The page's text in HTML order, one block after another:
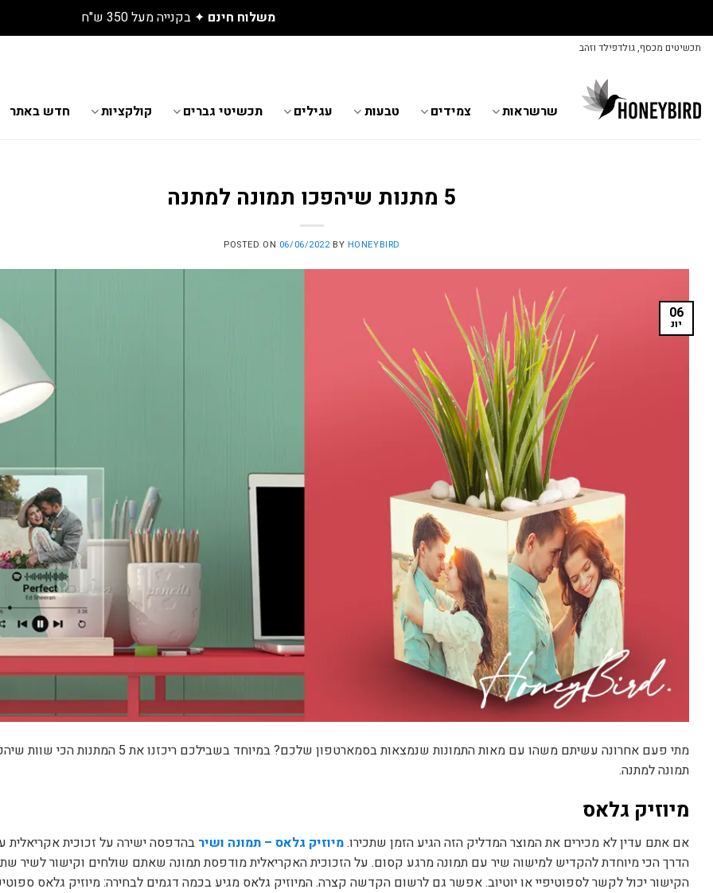
גלו את התכשיטים החדשים שנחתו באתר
Skip
תכשיטים מכסף, גולדפילד וזהב
שרשראות צמידים טבעות עגילים תכשיטי גברים קולקציות חדש באתר
5 מתנות שיהפכו תמונה למתנה
POSTED ON 06/06/2022 BY HONEYBIRD
06
יונ
מתי פעם אחרונה עשיתם משהו עם מאות התמונות שנמצאות בסמארטפון שלכם? במיוחד בשבילכם ריכזנו
תמונה למתנה.
מיוזיק גלאס
אם אתם עדין לא מכירים את המוצר המדליק הזה הגיע הזמן שתכירו.מיוזיק גלאס – תמונה ושיר בהדפסה ישירה על זכוכית
הדרך הכי מיוחדת להקדיש למישוה שיר עם תמונה מרגע קסום. על הזכוכית האקריאלית מודפסת תמונה שאתם שולחים וקישור לשיר
הקישור יכול לקשר לספוטיפיי או יוטיוב. אפשר גם לרשום הקדשה קצרה. המיוזיק גלאס מגיע בכמה דגמים לבחירה: מיוזיק גלאס